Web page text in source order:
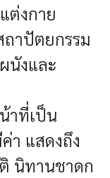
ต่งกาย
ถาปัตยกรรม
นังและ
าที่เป็น
า แสดงถึง
นิทานชาดก